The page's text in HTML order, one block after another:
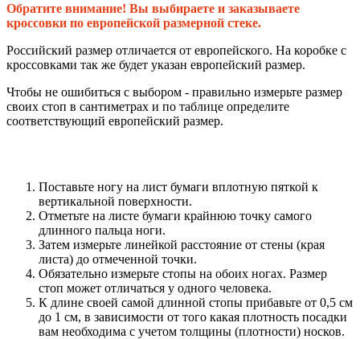
Обратите внимание! Вы выбираете и заказываете
кроссовки по европейской размерной стеке.
Российский размер отличается от европейского. На коробке с
кроссовками так же будет указан европейский размер.
Чтобы не ошибиться с выбором - правильно измерьте размер
своих стоп в сантиметрах и по таблице определите
соответствующий европейский размер.
Поставьте ногу на лист бумаги вплотную пяткой к
вертикальной поверхности.
Отметьте на листе бумаги крайнюю точку самого
длинного пальца ноги.
Затем измерьте линейкой расстояние от стены (края
листа) до отмеченной точки.
Обязательно измерьте стопы на обоих ногах. Размер
стоп может отличаться у одного человека.
К длине своей самой длинной стопы прибавьте от 0,5 см
до 1 см, в зависимости от того какая плотность посадки
вам необходима с учетом толщины (плотности) носков.